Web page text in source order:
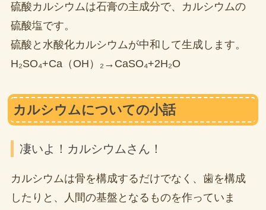
硫酸カルシウムは石膏の主成分で、カルシウムの
硫酸塩です。
硫酸と水酸化カルシウムが中和して生成します。
H₂SO₄+Ca（OH）₂→CaSO₄+2H₂O
カルシウムについての小話
凄いよ！カルシウムさん！
カルシウムは骨を構成するだけでなく、歯を構成
したりと、人間の基盤となるものを作っていま